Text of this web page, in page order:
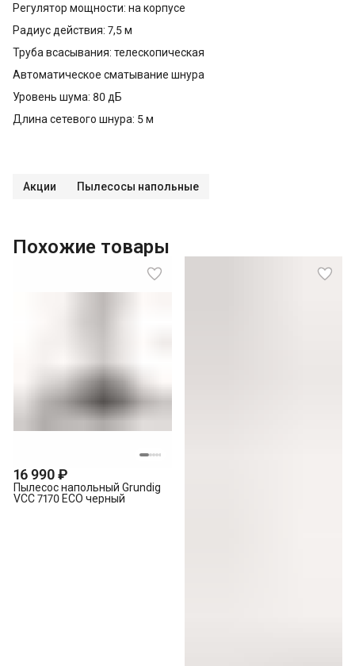
Регулятор мощности: на корпусе
Радиус действия: 7,5 м
Труба всасывания: телескопическая
Автоматическое сматывание шнура
Уровень шума: 80 дБ
Длина сетевого шнура: 5 м
Акции Пылесосы напольные
Похожие товары
16 990 ₽
Пылесос напольный Grundig
VCC 7170 ECO черный